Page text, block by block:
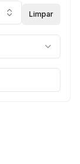
Limpar